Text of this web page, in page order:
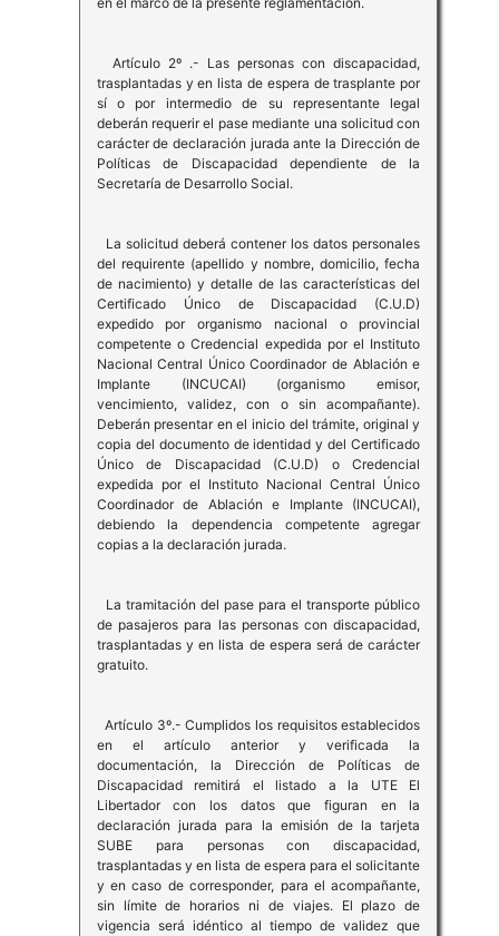
Artículo 2º .- Las personas con discapacidad,
trasplantadas y en lista de espera de trasplante por
sí o por intermedio de su representante legal
deberán requerir el pase mediante una solicitud con
carácter de declaración jurada ante la Dirección de
Políticas de Discapacidad dependiente de la
Secretaría de Desarrollo Social.
La solicitud deberá contener los datos personales
del requirente (apellido y nombre, domicilio, fecha
de nacimiento) y detalle de las características del
Certificado Único de Discapacidad (C.U.D)
expedido por organismo nacional o provincial
competente o Credencial expedida por el Instituto
Nacional Central Único Coordinador de Ablación e
Implante (INCUCAI) (organismo emisor,
vencimiento, validez, con o sin acompañante).
Deberán presentar en el inicio del trámite, original y
copia del documento de identidad y del Certificado
Único de Discapacidad (C.U.D) o Credencial
expedida por el Instituto Nacional Central Único
Coordinador de Ablación e Implante (INCUCAI),
debiendo la dependencia competente agregar
copias a la declaración jurada.
La tramitación del pase para el transporte público
de pasajeros para las personas con discapacidad,
trasplantadas y en lista de espera será de carácter
gratuito.
Artículo 3º.- Cumplidos los requisitos establecidos
en el artículo anterior y verificada la
documentación, la Dirección de Políticas de
Discapacidad remitirá el listado a la UTE El
Libertador con los datos que figuran en la
declaración jurada para la emisión de la tarjeta
SUBE para personas con discapacidad,
trasplantadas y en lista de espera para el solicitante
y en caso de corresponder, para el acompañante,
sin límite de horarios ni de viajes. El plazo de
vigencia será idéntico al tiempo de validez que